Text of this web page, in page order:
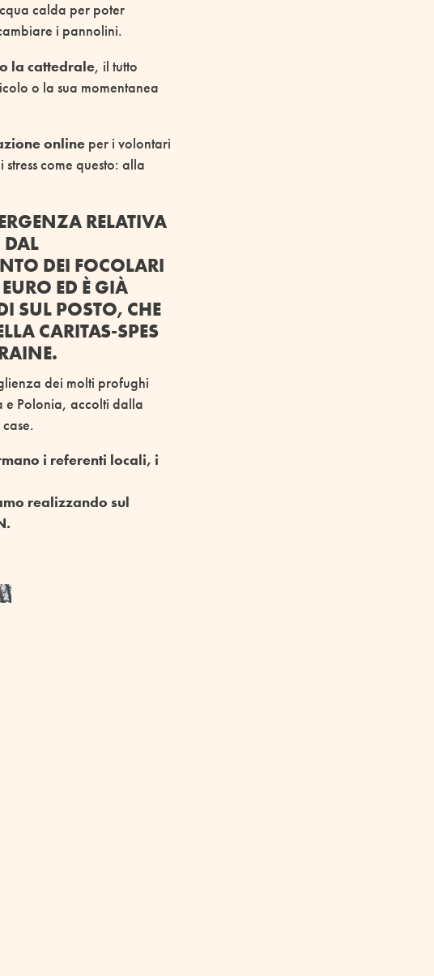
calda per poter
i pannolini.
la cattedrale, il tutto
o la sua momentanea
online per i volontari
come questo: alla
RELATIVA
DEI FOCOLARI
ED È GIÀ
SUL POSTO, CHE
CARITAS-SPES
dei molti profughi
e Polonia, accolti dalla
i referenti locali, i
realizzando sul